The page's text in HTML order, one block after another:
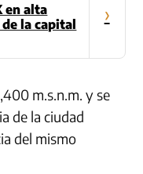
en alta
la capital
›
m.s.n.m. y se
de la ciudad
del mismo